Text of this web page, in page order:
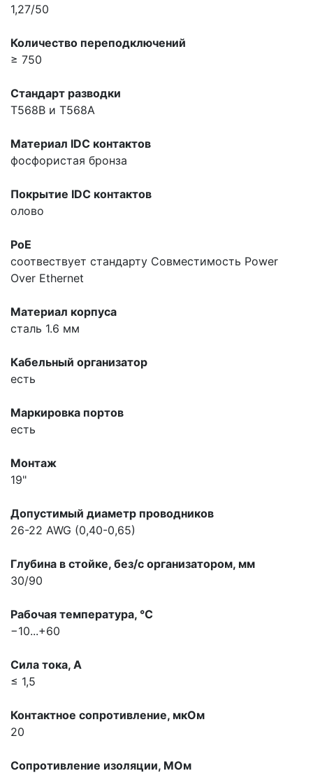
1,27/50
Количество переподключений
≥ 750
Стандарт разводки
T568B и T568A
Материал IDC контактов
фосфористая бронза
Покрытие IDC контактов
олово
PoE
соотвествует стандарту Совместимость Power
Over Ethernet
Материал корпуса
сталь 1.6 мм
Кабельный организатор
есть
Маркировка портов
есть
Монтаж
19"
Допустимый диаметр проводников
26-22 AWG (0,40-0,65)
Глубина в стойке, без/с организатором, мм
30/90
Рабочая температура, °С
−10...+60
Сила тока, A
≤ 1,5
Контактное сопротивление, мкOм
20
Сопротивление изоляции, МОм